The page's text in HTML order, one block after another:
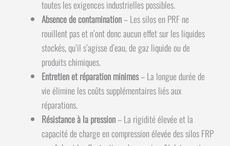
toutes les exigences industrielles possibles.
Absence de contamination– Les silos en PRF ne
rouillent pas et n’ont donc aucun effet sur les liquides
stockés, qu’il s’agisse d’eau, de gaz liquide ou de
produits chimiques.
Entretien et réparation minimes– La longue durée de
vie élimine les coûts supplémentaires liés aux
réparations.
Résistance à la pression– La rigidité élevée et la
capacité de charge en compression élevée des silos FRP